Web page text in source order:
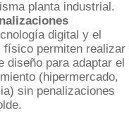
planta industrial.
digital y el
físico permiten realizar
diseño para adaptar el
(hipermercado,
sin penalizaciones